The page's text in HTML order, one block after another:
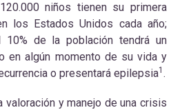
niños tienen su primera
los Estados Unidos cada año;
10% de la población tendrá un
en algún momento de su vida y
o presentará epilepsia1 .
valoración y manejo de una crisis